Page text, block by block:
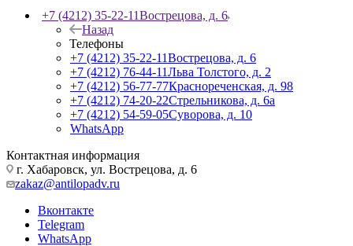
+7 (4212) 35-22-11Вострецова, д. 6
Назад
Телефоны
+7 (4212) 35-22-11Вострецова, д. 6
+7 (4212) 76-44-11Льва Толстого, д. 2
+7 (4212) 56-77-77Краснореченская, д. 98
+7 (4212) 74-20-22Стрельникова, д. 6а
+7 (4212) 54-59-05Суворова, д. 10
WhatsApp
Контактная информация
г. Хабаровск, ул. Вострецова, д. 6
zakaz@antilopadv.ru
Вконтакте
Telegram
WhatsApp